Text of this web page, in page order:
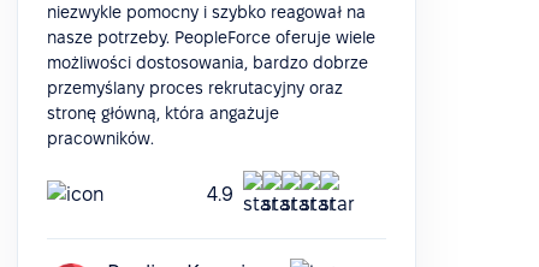
niezwykle pomocny i szybko reagował na
nasze potrzeby. PeopleForce oferuje wiele
możliwości dostosowania, bardzo dobrze
przemyślany proces rekrutacyjny oraz
stronę główną, która angażuje
pracowników.
4.9